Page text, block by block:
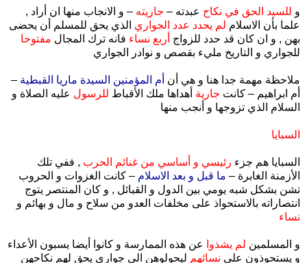
و للسيد الحق في نكاح عبدته – جاريته – و الانجاب منها ان أراد ,
علما بأن الاسلام لم يحدد عدد الجواري الذي يحق للمسلم أن يحضى
بهن , و ان كان قد حدد للزواج أربع نساء فانه ترك المجال مفتوحا
للجواري و التاريخ مليء بقصص و نوادر الجواري
ملاحظة مهمة جدا هنا و هي أن أم المؤمنين السيدة ماريا القبطية –
أم ابراهيم – كانت جارية أهداها ملك الأقباط للرسول عليه الصلاة و
السلام الذي تزوجها و أنجب منها
السبايا
السبايا هم جزء رئيسي و أساسي من غنائم الحرب , ففي تلك
الأزمنة الغابرة – ما قبل و بعد الاسلام – كانت الغزوات و الحروب
تشن بشكل شبه يومي بين الدول و القبائل , و كان المنتصر يتوج
انتصاراته بالاستحواذ على مخلفات العدو من سلاح و مال و بهائم و
نساء
و المسلمين لم يشذوا
عن هذه الممارسة و كانوا أيضا يسبون الأعداء
و يستحوذون على نسائهم ليحولوهن الى جواري يحق لهم نكاحهن